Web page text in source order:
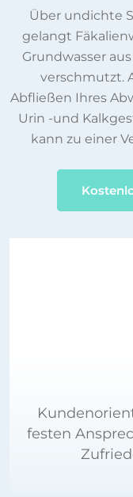
Über undichte
gelangt
Grundwasser
verschmutzt.
Abfließen Ihres
Urin -und
kann zu einer
festen